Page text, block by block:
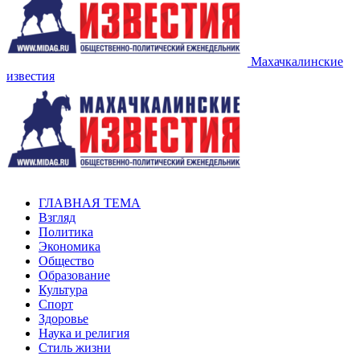
Махачкалинские
известия
ГЛАВНАЯ ТЕМА
Взгляд
Политика
Экономика
Общество
Образование
Культура
Спорт
Здоровье
Наука и религия
Стиль жизни